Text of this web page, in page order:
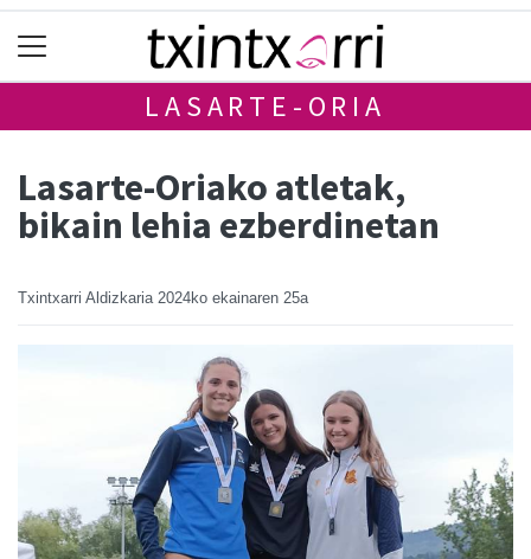
LASARTE-ORIA
Lasarte-Oriako atletak,
bikain lehia ezberdinetan
Txintxarri Aldizkaria 2024ko ekainaren 25a